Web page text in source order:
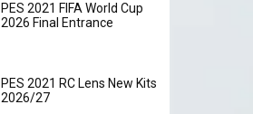
PES 2021 FIFA World Cup
2026 Final Entrance
PES 2021 RC Lens New Kits
2026/27